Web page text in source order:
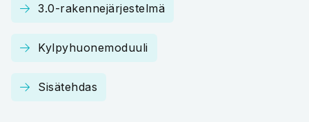
3.0-rakennejärjestelmä
Kylpyhuonemoduuli
Sisätehdas